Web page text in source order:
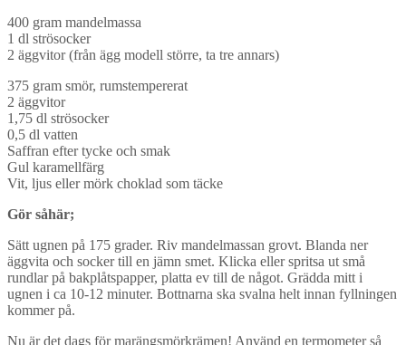
400 gram mandelmassa
1 dl strösocker
2 äggvitor (från ägg modell större, ta tre annars)
375 gram smör, rumstempererat
2 äggvitor
1,75 dl strösocker
0,5 dl vatten
Saffran efter tycke och smak
Gul karamellfärg
Vit, ljus eller mörk choklad som täcke
Gör såhär;
Sätt ugnen på 175 grader. Riv mandelmassan grovt. Blanda ner
äggvita och socker till en jämn smet. Klicka eller spritsa ut små
rundlar på bakplåtspapper, platta ev till de något. Grädda mitt i
ugnen i ca 10-12 minuter. Bottnarna ska svalna helt innan fyllningen
kommer på.
Nu är det dags för marängsmörkrämen! Använd en termometer så